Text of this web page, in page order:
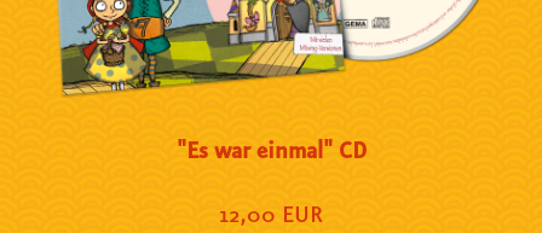
"Es war einmal" CD
12,00 EUR